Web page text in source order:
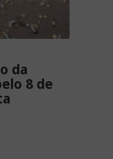
da
8 de